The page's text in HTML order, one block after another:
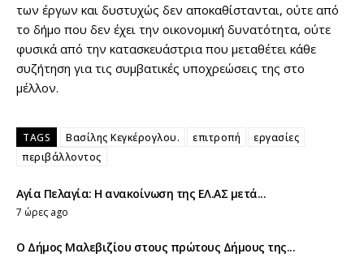
των έργων και δυστυχώς δεν αποκαθίστανται, ούτε από
το δήμο που δεν έχει την οικονομική δυνατότητα, ούτε
φυσικά από την κατασκευάστρια που μεταθέτει κάθε
συζήτηση για τις συμβατικές υποχρεώσεις της στο
μέλλον.
TAGS Βασίλης Κεγκέρογλου. επιτροπή
εργασίες
περιβάλλοντος
Αγία Πελαγία: Η ανακοίνωση της ΕΛ.ΑΣ μετά...
7 ώρες ago
Ο Δήμος Μαλεβιζίου στους πρώτους Δήμους της...